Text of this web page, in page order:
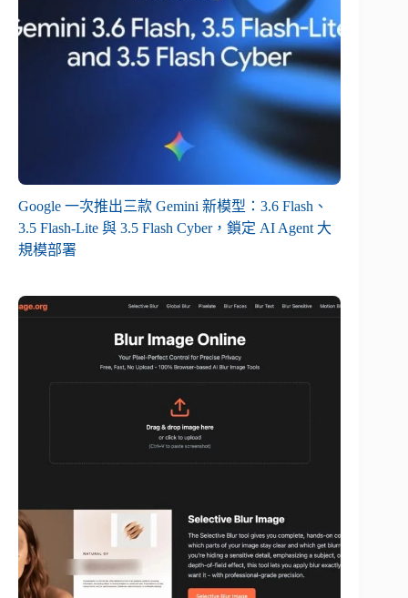
Google 一次推出三款 Gemini 新模型：3.6 Flash、
3.5 Flash-Lite 與 3.5 Flash Cyber，鎖定 AI Agent 大
規模部署